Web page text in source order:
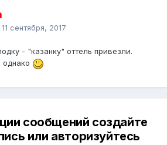
11 сентября, 2017
- "казанку" оттель привезли.
однако
сообщений создайте
или авторизуйтесь